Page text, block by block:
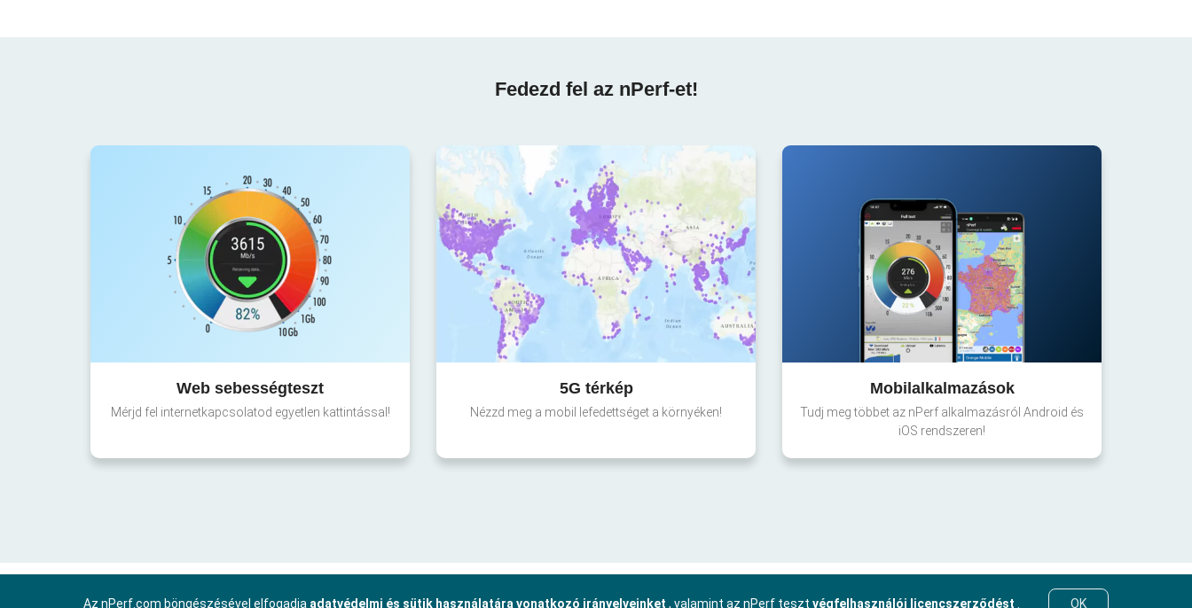
Fedezd fel az nPerf-et!
Web sebességteszt
Mérjd fel internetkapcsolatod egyetlen kattintással!
5G térkép
Nézzd meg a mobil lefedettséget a környéken!
Mobilalkalmazások
Tudj meg többet az nPerf alkalmazásról Android és
iOS rendszeren!
Az nPerf.com böngészésével elfogadja adatvédelmi és sütik használatára vonatkozó irányelveinket , valamint az nPerf teszt végfelhasználói licencszerződést OK